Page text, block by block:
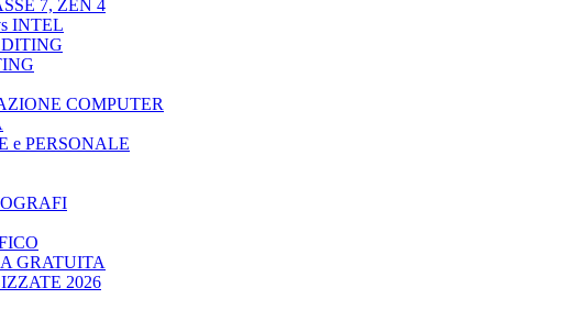
7, ZEN 4
INTEL
COMPUTER
e PERSONALE
GRATUITA
2026